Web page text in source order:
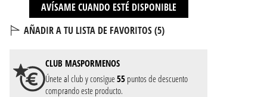
AVÍSAME CUANDO ESTÉ DISPONIBLE
AÑADIR A TU LISTA DE FAVORITOS (5)
CLUB MASPORMENOS
Únete al club y consigue55 puntos de descuento
comprando este producto.